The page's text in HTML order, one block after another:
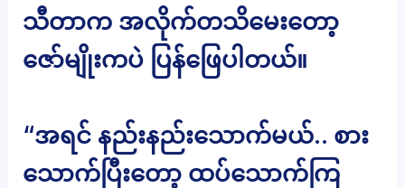
သီတာက အလိုက်တသိမေးတော့
ဇော်မျိုးကပဲ ပြန်ဖြေပါတယ်။
“အရင် နည်းနည်းသောက်မယ်.. စား
သောက်ပြီးတော့ ထပ်သောက်ကြ